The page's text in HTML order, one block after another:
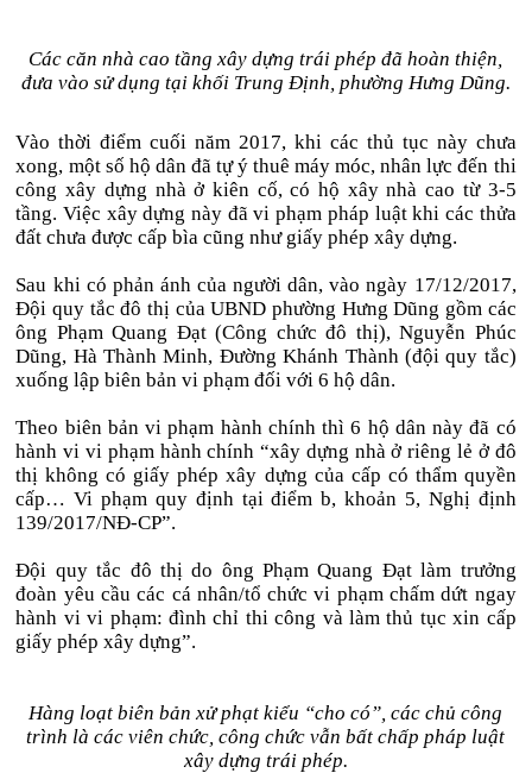
Các căn nhà cao tầng xây dựng trái phép đã hoàn thiện,
đưa vào sử dụng tại khối Trung Định, phường Hưng Dũng.
Vào thời điểm cuối năm 2017, khi các thủ tục này chưa
xong, một số hộ dân đã tự ý thuê máy móc, nhân lực đến thi
công xây dựng nhà ở kiên cố, có hộ xây nhà cao từ 3-5
tầng. Việc xây dựng này đã vi phạm pháp luật khi các thửa
đất chưa được cấp bìa cũng như giấy phép xây dựng.
Sau khi có phản ánh của người dân, vào ngày 17/12/2017,
Đội quy tắc đô thị của UBND phường Hưng Dũng gồm các
ông Phạm Quang Đạt (Công chức đô thị), Nguyễn Phúc
Dũng, Hà Thành Minh, Đường Khánh Thành (đội quy tắc)
xuống lập biên bản vi phạm đối với 6 hộ dân.
Theo biên bản vi phạm hành chính thì 6 hộ dân này đã có
hành vi vi phạm hành chính “xây dựng nhà ở riêng lẻ ở đô
thị không có giấy phép xây dựng của cấp có thẩm quyền
cấp… Vi phạm quy định tại điểm b, khoản 5, Nghị định
139/2017/NĐ-CP”.
Đội quy tắc đô thị do ông Phạm Quang Đạt làm trưởng
đoàn yêu cầu các cá nhân/tổ chức vi phạm chấm dứt ngay
hành vi vi phạm: đình chỉ thi công và làm thủ tục xin cấp
giấy phép xây dựng”.
Hàng loạt biên bản xử phạt kiểu “cho có”, các chủ công
trình là các viên chức, công chức vẫn bất chấp pháp luật
xây dựng trái phép.